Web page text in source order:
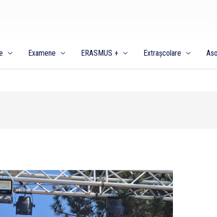
Examene ERASMUS + Extrașcolare